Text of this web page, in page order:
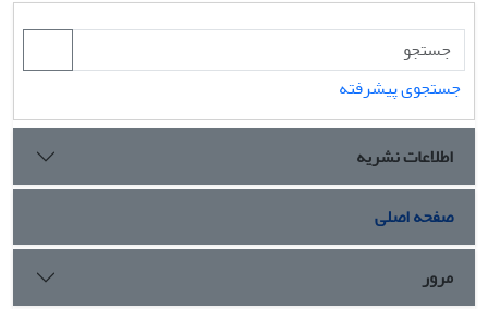
جستجوی پیشرفته
اطلاعات نشریه
صفحه اصلی
مرور